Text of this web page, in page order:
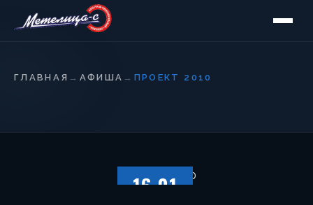
ГЛАВНАЯ → АФИША → ПРОЕКТ 2010
16.01